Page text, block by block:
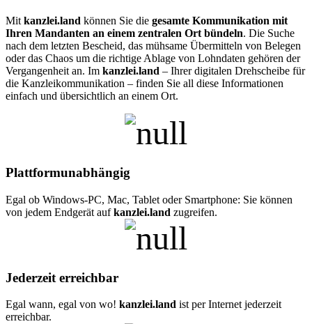
Mitkanzlei.land können Sie die gesamte Kommunikation mit
Ihren Mandanten an einem zentralen Ort bündeln. Die Suche
nach dem letzten Bescheid, das mühsame Übermitteln von Belegen
oder das Chaos um die richtige Ablage von Lohndaten gehören der
Vergangenheit an. Im kanzlei.land – Ihrer digitalen Drehscheibe für
die Kanzleikommunikation – finden Sie all diese Informationen
einfach und übersichtlich an einem Ort.
Plattformunabhängig
Egal ob Windows-PC, Mac, Tablet oder Smartphone: Sie können
von jedem Endgerät aufkanzlei.land zugreifen.
Jederzeit erreichbar
Egal wann, egal von wo! kanzlei.land ist per Internet jederzeit
erreichbar.